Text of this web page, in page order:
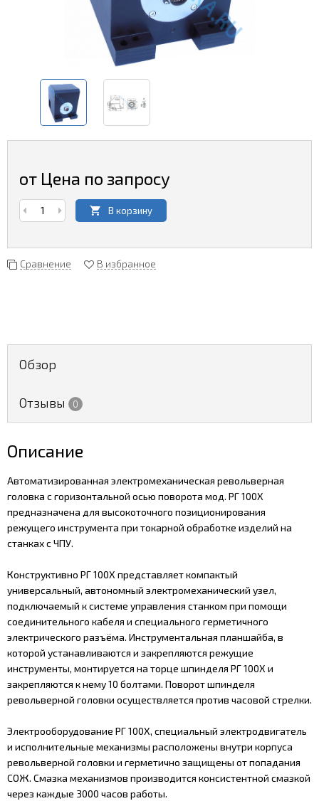
от Цена по запросу
В корзину
Сравнение В избранное
Обзор
Отзывы 0
Описание
Автоматизированная электромеханическая револьверная
головка с горизонтальной осью поворота мод. РГ 100Х
предназначена для высокоточного позиционирования
режущего инструмента при токарной обработке изделий на
станках с ЧПУ.
Конструктивно РГ 100Х представляет компактый
универсальный, автономный электромеханический узел,
подключаемый к системе управления станком при помощи
соединительного кабеля и специального герметичного
электрического разъёма. Инструментальная планшайба, в
которой устанавливаются и закрепляются режущие
инструменты, монтируется на торце шпинделя РГ 100Х и
закрепляются к нему 10 болтами. Поворот шпинделя
револьверной головки осуществляется против часовой стрелки.
Электрооборудование РГ 100Х, специальный электродвигатель
и исполнительные механизмы расположены внутри корпуса
револьверной головки и герметично защищены от попадания
СОЖ. Смазка механизмов производится консистентной смазкой
через каждые 3000 часов работы.